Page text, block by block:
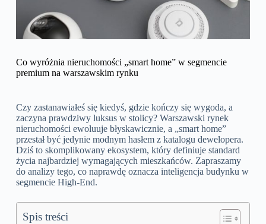
Co wyróżnia nieruchomości „smart home” w segmencie
premium na warszawskim rynku
Czy zastanawiałeś się kiedyś, gdzie kończy się wygoda, a
zaczyna prawdziwy luksus w stolicy? Warszawski rynek
nieruchomości ewoluuje błyskawicznie, a „smart home”
przestał być jedynie modnym hasłem z katalogu dewelopera.
Dziś to skomplikowany ekosystem, który definiuje standard
życia najbardziej wymagających mieszkańców. Zapraszamy
do analizy tego, co naprawdę oznacza inteligencja budynku w
segmencie High-End.
Spis treści